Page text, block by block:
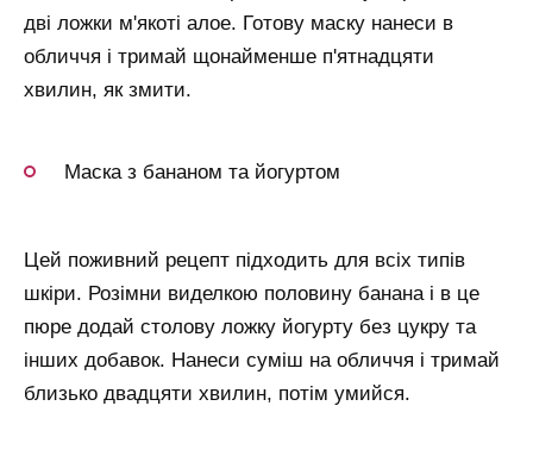
дві ложки м'якоті алое. Готову маску нанеси в
обличчя і тримай щонайменше п'ятнадцяти
хвилин, як змити.
Маска з бананом та йогуртом
Цей поживний рецепт підходить для всіх типів
шкіри. Розімни виделкою половину банана і в це
пюре додай столову ложку йогурту без цукру та
інших добавок. Нанеси суміш на обличчя і тримай
близько двадцяти хвилин, потім умийся.